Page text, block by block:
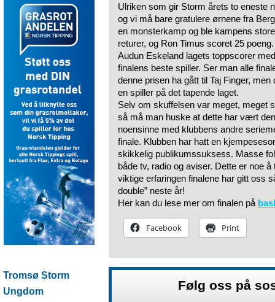
Tromsø Storm
Ungdom
Ulriken som gir Storm årets to eneste
og vi må bare gratulere ørnene fra
en monsterkamp og ble kampens
returer, og Ron Timus scoret 25
Audun Eskeland lagets toppscorer
finalens beste spiller. Ser man alle
denne prisen ha gått til Taj Finger,
en spiller på det tapende laget.
Selv om skuffelsen var meget, meget
så må man huske at dette har vært
noensinne med klubbens andre
finale. Klubben har hatt en
skikkelig publikumssuksess. Masse
både tv, radio og aviser. Dette er noe
viktige erfaringen finalene har gitt oss
double” neste år!
Her kan du lese mer om finalen på
Facebook Print
Følg oss på